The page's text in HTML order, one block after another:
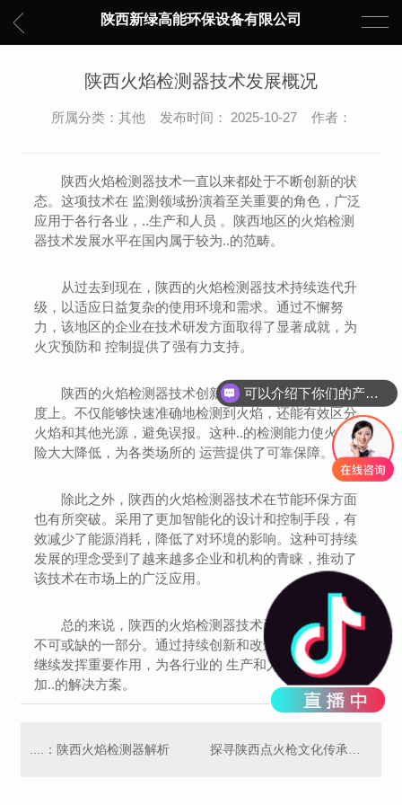
陕西新绿高能环保设备有限公司
陕西火焰检测器技术发展概况
所属分类：其他 发布时间： 2025-10-27 作者：
陕西火焰检测器技术一直以来都处于不断创新的状
态。这项技术在 监测领域扮演着至关重要的角色，广泛
应用于各行各业，..生产和人员 。陕西地区的火焰检测
器技术发展水平在国内属于较为..的范畴。
从过去到现在，陕西的火焰检测器技术持续迭代升
级，以适应日益复杂的使用环境和需求。通过不懈努
力，该地区的企业在技术研发方面取得了显著成就，为
火灾预防和 控制提供了强有力支持。
陕西的火焰检测器技术创新主要体现在其敏感度和..
度上。不仅能够快速准确地检测到火焰，还能有效区分
火焰和其他光源，避免误报。这种..的检测能力使火灾风
险大大降低，为各类场所的 运营提供了可靠保障。
除此之外，陕西的火焰检测器技术在节能环保方面
也有所突破。采用了更加智能化的设计和控制手段，有
效减少了能源消耗，降低了对环境的影响。这种可持续
发展的理念受到了越来越多企业和机构的青睐，推动了
该技术在市场上的广泛应用。
总的来说，陕西的火焰检测器技术已经成为 领域中
不可或缺的一部分。通过持续创新和改进，这项技术将
继续发挥重要作用，为各行业的 生产和人员保障提供更
加..的解决方案。
....：陕西火焰检测器解析
可以介绍下你们的产品么？